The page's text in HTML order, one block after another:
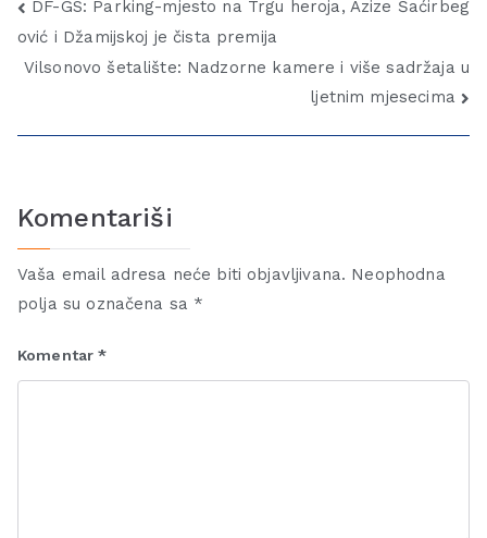
DF-GS: Parking-mjesto na Trgu heroja, Azize Šaćirbeg
ović i Džamijskoj je čista premija
Vilsonovo šetalište: Nadzorne kamere i više sadržaja u
ljetnim mjesecima
Komentariši
Vaša email adresa neće biti objavljivana. Neophodna
polja su označena sa *
Komentar*